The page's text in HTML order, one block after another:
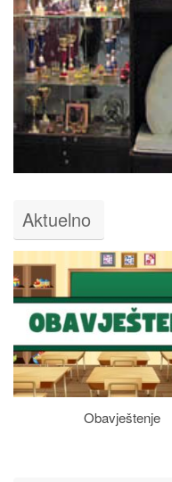
Aktuelno
Obavještenje